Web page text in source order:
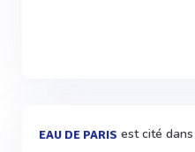
EAU DE PARIS est cité